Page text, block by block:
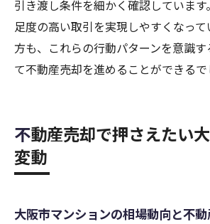
引き渡し条件を細かく確認していま
足度の高い取引を実現しやすくなっ
方も、これらの行動パターンを意識
て不動産売却を進めることができるで
不動産売却で押さえたい大阪市の相場
変動
大阪市マンションの相場動向と不